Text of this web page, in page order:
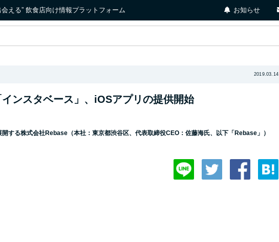
える” 飲食店向け情報プラットフォーム お知らせ
2019.03.14
ンスタベース」、iOSアプリの提供開始
する株式会社Rebase（本社：東京都渋谷区、代表取締役CEO：佐藤海氏、以下「Rebase」）